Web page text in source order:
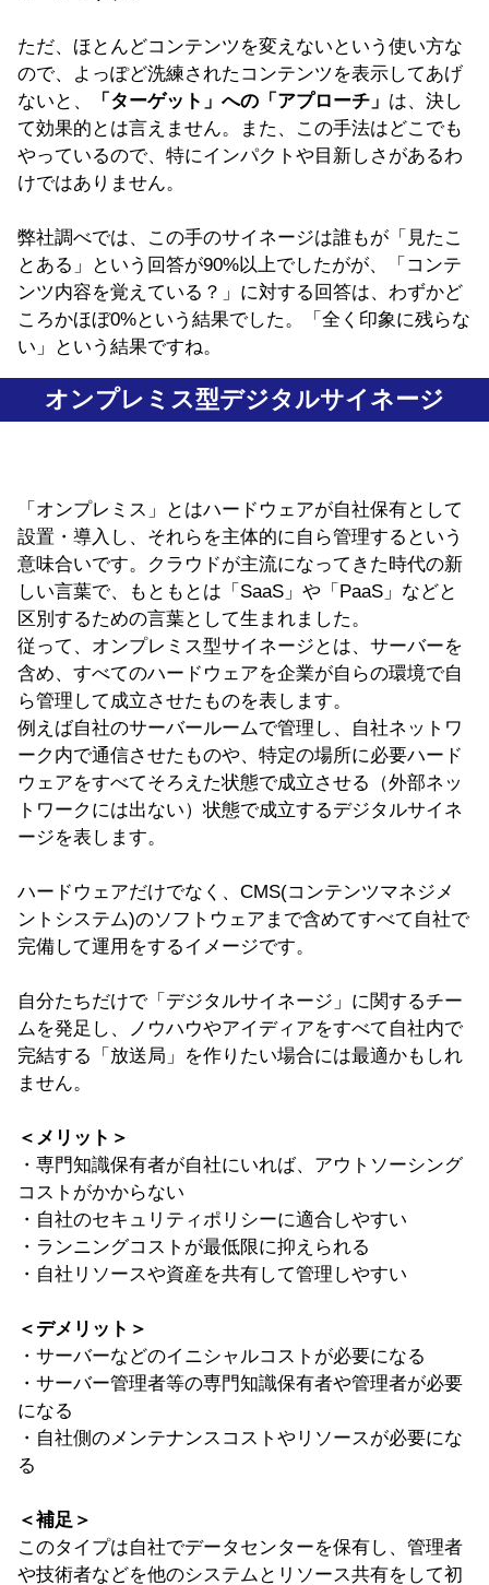
ただ、ほとんどコンテンツを変えないという使い方な
ので、よっぽど洗練されたコンテンツを表示してあげ
ないと、
「ターゲット」への「アプローチ」 は、決し
て効果的とは言えません。また、この手法はどこでも
やっているので、特にインパクトや目新しさがあるわ
けではありません。
弊社調べでは、この手のサイネージは誰もが「見たこ
とある」という回答が90%以上でしたがが、「コンテ
ンツ内容を覚えている？」に対する回答は、わずかど
ころかほぼ0%という結果でした。「全く印象に残らな
い」という結果ですね。
オンプレミス型デジタルサイネージ
「オンプレミス」とはハードウェアが自社保有として
設置・導入し、それらを主体的に自ら管理するという
意味合いです。クラウドが主流になってきた時代の新
しい言葉で、もともとは「SaaS」や「PaaS」などと
区別するための言葉として生まれました。
従って、オンプレミス型サイネージとは、サーバーを
含め、すべてのハードウェアを企業が自らの環境で自
ら管理して成立させたものを表します。
例えば自社のサーバールームで管理し、自社ネットワ
ーク内で通信させたものや、特定の場所に必要ハード
ウェアをすべてそろえた状態で成立させる（外部ネッ
トワークには出ない）状態で成立するデジタルサイネ
ージを表します。
ハードウェアだけでなく、CMS(コンテンツマネジメ
ントシステム)のソフトウェアまで含めてすべて自社で
完備して運用をするイメージです。
自分たちだけで「デジタルサイネージ」に関するチー
ムを発足し、ノウハウやアイディアをすべて自社内で
完結する「放送局」を作りたい場合には最適かもしれ
ません。
＜メリット＞
・専門知識保有者が自社にいれば、アウトソーシング
コストがかからない
・自社のセキュリティポリシーに適合しやすい
・ランニングコストが最低限に抑えられる
・自社リソースや資産を共有して管理しやすい
＜デメリット＞
・サーバーなどのイニシャルコストが必要になる
・サーバー管理者等の専門知識保有者や管理者が必要
になる
・自社側のメンテナンスコストやリソースが必要にな
る
＜補足＞
このタイプは自社でデータセンターを保有し、管理者
や技術者などを他のシステムとリソース共有をして初